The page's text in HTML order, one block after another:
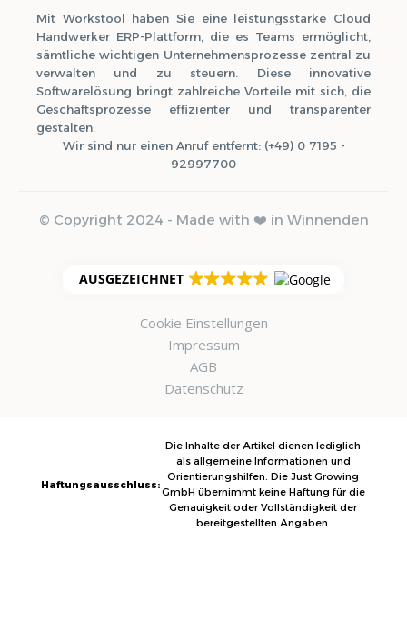
Mit Workstool haben Sie eine leistungsstarke Cloud
Handwerker ERP-Plattform, die es Teams ermöglicht,
sämtliche wichtigen Unternehmensprozesse zentral zu
verwalten und zu steuern. Diese innovative
Softwarelösung bringt zahlreiche Vorteile mit sich, die
Geschäftsprozesse effizienter und transparenter
gestalten.
Wir sind nur einen Anruf entfernt: (+49) 0 7195 -
92997700
© Copyright 2024 - Made with ❤️ in Winnenden
AUSGEZEICHNET
Cookie Einstellungen
Impressum
AGB
Datenschutz
Haftungsausschluss:
Die Inhalte der Artikel dienen lediglich
als allgemeine Informationen und
Orientierungshilfen. Die Just Growing
GmbH übernimmt keine Haftung für die
Genauigkeit oder Vollständigkeit der
bereitgestellten Angaben.